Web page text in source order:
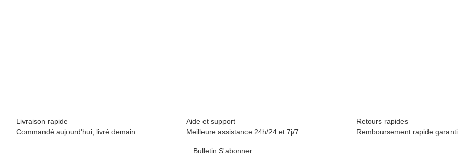
Livraison rapide
Commandé aujourd'hui, livré demain
Aide et support
Meilleure assistance 24h/24 et 7j/7
Retours rapides
Remboursement rapide garanti
Bulletin S'abonner